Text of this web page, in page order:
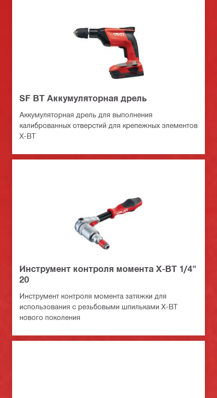
SF BT Аккумуляторная дрель
Аккумуляторная дрель для выполнения
калиброванных отверстий для крепежных элементов
X-BT
Инструмент контроля момента X-BT 1/4"
20
Инструмент контроля момента затяжки для
использования с резьбовыми шпильками X-BT
нового поколения